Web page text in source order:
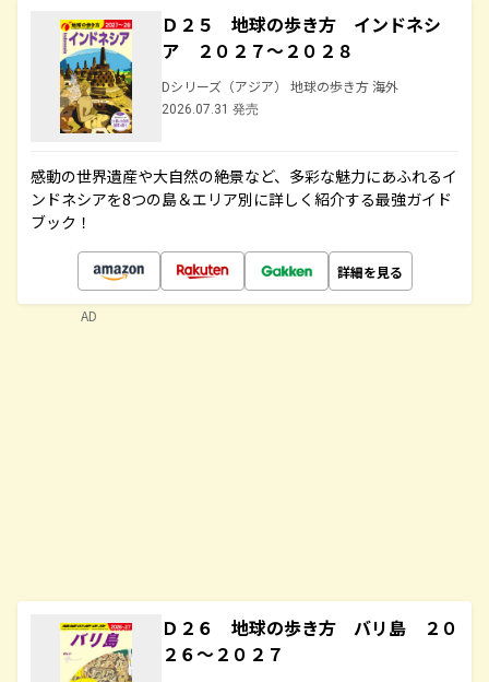
Ｄ２５ 地球の歩き方 インドネシ
ア ２０２７～２０２８
Dシリーズ（アジア） 地球の歩き方 海外
2026.07.31 発売
感動の世界遺産や大自然の絶景など、多彩な魅力にあふれるイ
ンドネシアを8つの島＆エリア別に詳しく紹介する最強ガイド
ブック！
詳細を見る
Ｄ２６ 地球の歩き方 バリ島 ２０
２６～２０２７
AD